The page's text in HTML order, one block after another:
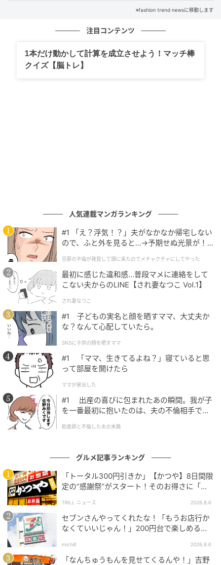
クリームもチョコ色で、@sujiemonさんによると「も
コクが美味しい」とのこと。1切れずつカットされてい
ェアして食べるのもよさそうです。
出典：Instagram
@nyancoromochi_sweets_blogさんが「満足感のあ
る」と紹介するのが「 も～っちり食感キャラメルドー
ナツ」です。もちもちのドーナツ生地の中にはキャラ
メルクリームが入っていて、それをさらにキャラメル
チョコでコーティングした1品。甘党さんもしっかりと
満足できそうです。トッピングされたアーモンドが食
感のアクセントに。コーヒーやホットミルクと合わせ
あんことホイップがたっぷり！
※fashion trend newsに移動します
注目コンテンツ
1本だけ動かして計算を成立させよう！マッチ棒
クイズ【脳トレ】
人気連載マンガランキング
#1 「え？浮気！？」夫がなかなか帰宅しない
ので、ふと外を見ると…→予期せぬ光景が！
クチャにしてやった
旦那の不倫が発覚して頭に来たのでメチャクチャにしてやった
最初に感じた違和感…普段マメに連絡をして
こない夫からのLINE【され妻なつこ Vol.1】
され妻なつこ
#1 子どもの実名と顔を晒すママ、大丈夫か
な？なんて心配していたら。
SNSに子供の顔を晒すママ
#1 「ママ、生きてるよね？」寝ていると思
って部屋を開けたら
ママが家出した
#1 出産の喜びに包まれたあの瞬間。我が子
を一番最初に抱いたのは、夫の不倫相手でし
助産師と不倫した夫の末路
グルメ記事ランキング
「トータル300円引きか」【かつや】8日間限
定の“感謝祭”がスタート！そのお得さに「何
TRILL ニュース 2026.8.6
セブンさんやってくれたな！「もうお店行か
なくていいじゃん！」200円台で楽しめる本
michill 2026.8.6
「なんちゅうもんを見せてくるんや！」吉野